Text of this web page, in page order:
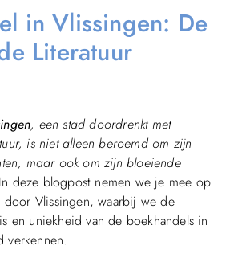
in Vlissingen: De
Literatuur
, een stad doordrenkt met
is niet alleen beroemd om zijn
maar ook om zijn bloeiende
In deze blogpost nemen we je mee op
door Vlissingen, waarbij we de
en uniekheid van de boekhandels in
verkennen.